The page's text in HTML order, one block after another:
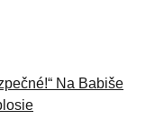
Na Babiše